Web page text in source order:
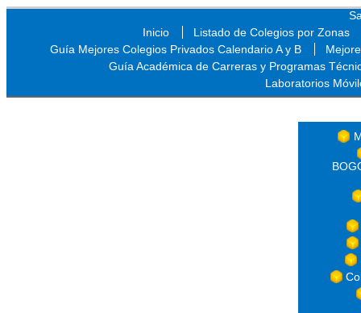
Inicio
Listado de Colegios por Zonas
Guía Mejores Colegios Privados Calendario A y B
Guía Académica de Carreras y Programas
Laboratorios